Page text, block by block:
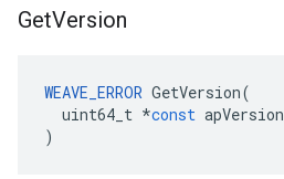
GetVersion
WEAVE_ERROR GetVersion(
uint64_t *const apVersion
)